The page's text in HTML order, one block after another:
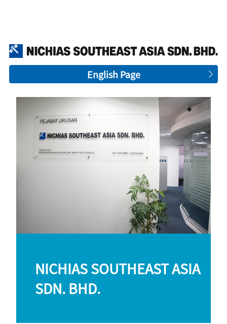
English Page
NICHIAS SOUTHEAST ASIA
SDN. BHD.